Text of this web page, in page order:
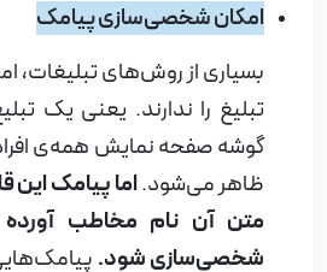
امکان شخصی‌سازی پیامک
بسیاری از روش‌های
تبلیغ را ندارند. یعنی یک
گوشه صفحه نمایش همه‌ی
ظاهر می‌شود.اما پیامک این
متن آن نام مخاطب
شخصی‌سازی شود.